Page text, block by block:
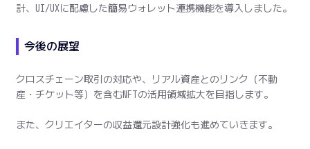
計、UI/UXに配慮した簡易ウォレット連携機能を導入しました。
今後の展望
クロスチェーン取引の対応や、リアル資産とのリンク（不動
産・チケット等）を含むNFTの活用領域拡大を目指します。
また、クリエイターの収益還元設計強化も進めていきます。